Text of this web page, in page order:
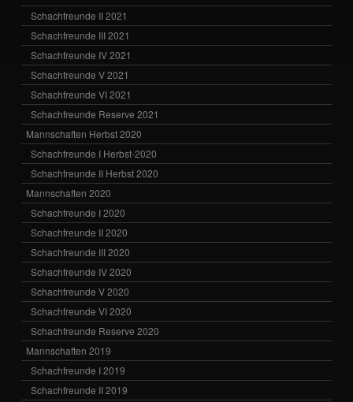
Schachfreunde II 2021
Schachfreunde III 2021
Schachfreunde IV 2021
Schachfreunde V 2021
Schachfreunde VI 2021
Schachfreunde Reserve 2021
Mannschaften Herbst 2020
Schachfreunde I Herbst-2020
Schachfreunde II Herbst 2020
Mannschaften 2020
Schachfreunde I 2020
Schachfreunde II 2020
Schachfreunde III 2020
Schachfreunde IV 2020
Schachfreunde V 2020
Schachfreunde VI 2020
Schachfreunde Reserve 2020
Mannschaften 2019
Schachfreunde I 2019
Schachfreunde II 2019